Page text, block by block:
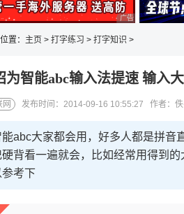
广告 商业广告，理
置： 主页 > 打字练习 > 打字知识 >
为智能abc输入法提速 输入
网 发布时间：2014-09-16 10:55:27 作者：
能abc大家都会用，好多人都是拼音
硬背看一遍就会，比如经常用得到
参考下